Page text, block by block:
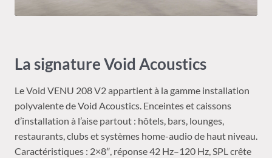
La signature Void Acoustics
Le Void VENU 208 V2 appartient à la gamme installation
polyvalente de Void Acoustics. Enceintes et caissons
d’installation à l’aise partout : hôtels, bars, lounges,
restaurants, clubs et systèmes home-audio de haut niveau.
Caractéristiques : 2×8″, réponse 42 Hz–120 Hz, SPL crête